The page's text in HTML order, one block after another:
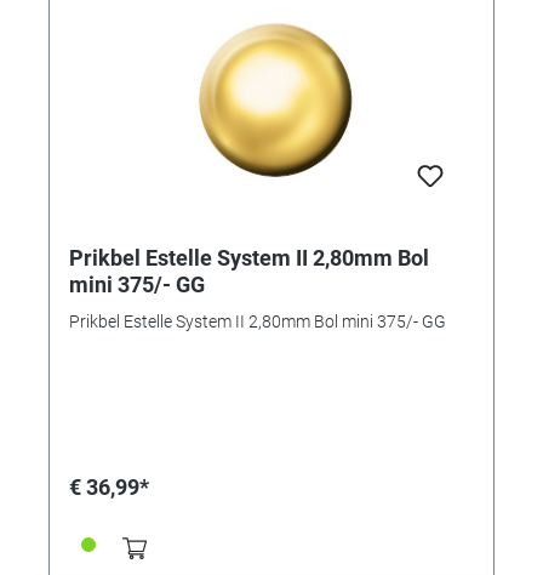
Prikbel Estelle System II 2,80mm Bol
mini 375/- GG
Prikbel Estelle System II 2,80mm Bol mini 375/- GG
€ 36,99*